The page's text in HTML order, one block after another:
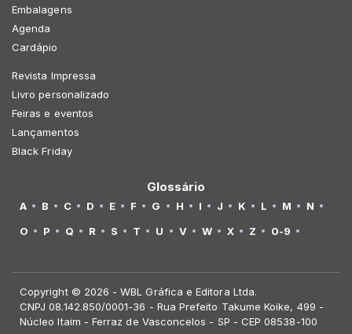
Embalagens
Agenda
Cardápio
Revista Impressa
Livro personalizado
Feiras e eventos
Lançamentos
Black Friday
Glossário
A B C D E F G H I J K L M
N
O
P Q R S T U V W X Z 0-9
Copyright © 2026 - WBL Gráfica e Editora Ltda.
CNPJ 08.142.850/0001-36 - Rua Prefeito Takume Koike, 499 -
Núcleo Itaim - Ferraz de Vasconcelos - SP - CEP 08538-100